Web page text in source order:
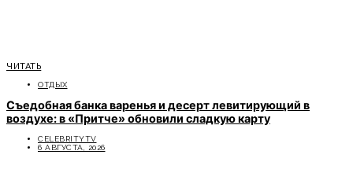
ЧИТАТЬ
ОТДЫХ
Съедобная банка варенья и десерт левитирующий в
воздухе: в «Притче» обновили сладкую карту
CELEBRITYTV
6 АВГУСТА, 2026